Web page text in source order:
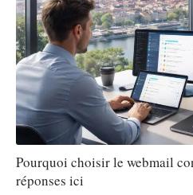
Pourquoi choisir le webmail
réponses ici